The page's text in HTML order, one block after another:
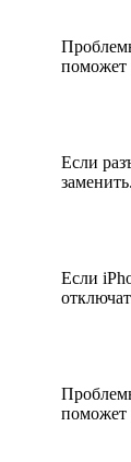
поможет
Если
заменить.
Если
поможет